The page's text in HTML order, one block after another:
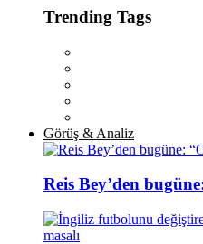
Trending Tags
Görüş & Analiz
Reis Bey’den